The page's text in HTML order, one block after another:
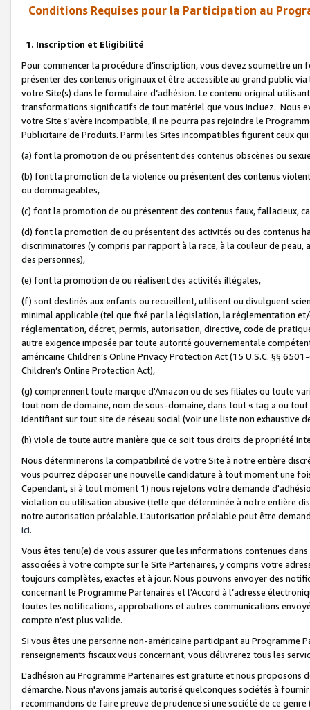
Conditions Requises pour la Participation au
1. Inscription et Eligibilité
Pour commencer la procédure d’inscription, vous devez soumettre
présenter des contenus originaux et être accessible au grand public
votre Site(s) dans le formulaire d’adhésion. Le contenu original
transformations significatifs de tout matériel que vous incluez. Nous
votre Site s'avère incompatible, il ne pourra pas rejoindre le
Publicitaire de Produits. Parmi les Sites incompatibles figurent ceux
(a) font la promotion de ou présentent des contenus obscènes ou
(b) font la promotion de la violence ou présentent des contenus
ou dommageables,
(c) font la promotion de ou présentent des contenus faux, fallacieux,
(d) font la promotion de ou présentent des activités ou des contenus
discriminatoires (y compris par rapport à la race, à la couleur de
des personnes),
(e) font la promotion de ou réalisent des activités illégales,
(f) sont destinés aux enfants ou recueillent, utilisent ou divulguent
minimal applicable (tel que fixé par la législation, la réglementation
réglementation, décret, permis, autorisation, directive, code de
autre exigence imposée par toute autorité gouvernementale
américaine Children’s Online Privacy Protection Act (15 U.S.C. §§
Children’s Online Protection Act),
(g) comprennent toute marque d'Amazon ou de ses filiales ou toute
tout nom de domaine, nom de sous-domaine, dans tout « tag » ou
identifiant sur tout site de réseau social (voir une liste non exhaustive
(h) viole de toute autre manière que ce soit tous droits de propriété
Nous déterminerons la compatibilité de votre Site à notre entière
vous pourrez déposer une nouvelle candidature à tout moment une
Cependant, si à tout moment 1) nous rejetons votre demande
violation ou utilisation abusive (telle que déterminée à notre entière
notre autorisation préalable. L'autorisation préalable peut être
ici.
Vous êtes tenu(e) de vous assurer que les informations contenues
associées à votre compte sur le Site Partenaires, y compris votre
toujours complètes, exactes et à jour. Nous pouvons envoyer des
concernant le Programme Partenaires et l'Accord à l’adresse
toutes les notifications, approbations et autres communications
compte n’est plus valide.
Si vous êtes une personne non-américaine participant au
renseignements fiscaux vous concernant, vous délivrerez tous les
L'adhésion au Programme Partenaires est gratuite et nous proposons
démarche. Nous n'avons jamais autorisé quelconques sociétés à
recommandons de faire preuve de prudence si une société de ce